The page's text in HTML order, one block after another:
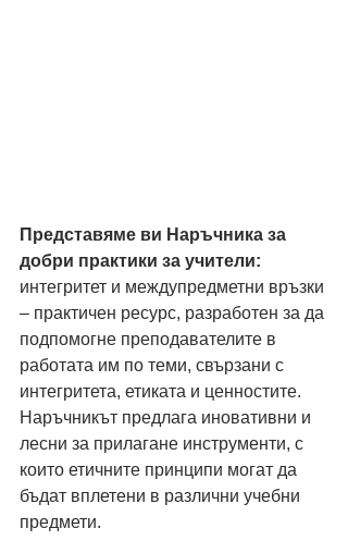
Представяме ви Наръчника за
добри практики за учители:
интегритет и междупредметни връзки
– практичен ресурс, разработен за да
подпомогне преподавателите в
работата им по теми, свързани с
интегритета, етиката и ценностите.
Наръчникът предлага иновативни и
лесни за прилагане инструменти, с
които етичните принципи могат да
бъдат вплетени в различни учебни
предмети.